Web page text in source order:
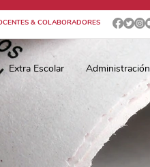
& COLABORADORES
Extra Escolar Administración